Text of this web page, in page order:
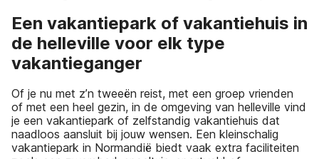
Een vakantiepark of vakantiehuis in
de helleville voor elk type
vakantieganger
Of je nu met z’n tweeën reist, met een groep vrienden
of met een heel gezin, in de omgeving van helleville vind
je een vakantiepark of zelfstandig vakantiehuis dat
naadloos aansluit bij jouw wensen. Een kleinschalig
vakantiepark in Normandië biedt vaak extra faciliteiten